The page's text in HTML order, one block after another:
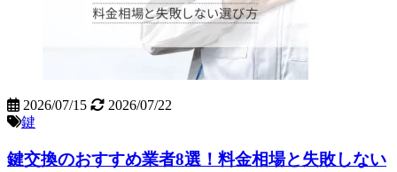
2026/07/15
2026/07/22
鍵
鍵交換のおすすめ業者8選！料金相場と失敗しない